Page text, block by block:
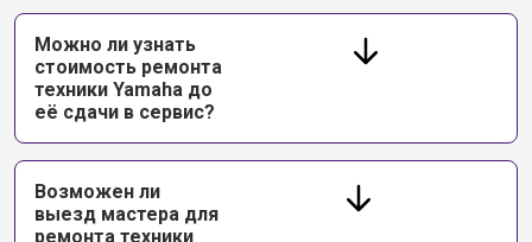
Можно ли узнать
стоимость ремонта
техники Yamaha до
её сдачи в сервис?
Возможен ли
выезд мастера для
ремонта техники